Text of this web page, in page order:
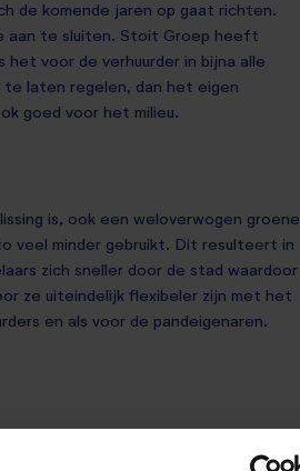
de komende jaren op gaat richten.
aan te sluiten. Stoit Groep heeft
het voor de verhuurder in bijna alle
laten regelen, dan het eigen
goed voor het milieu.
is, ook een weloverwogen groene
veel minder gebruikt. Dit resulteert in
zich sneller door de stad waardoor
ze uiteindelijk flexibeler zijn met het
en als voor de pandeigenaren.